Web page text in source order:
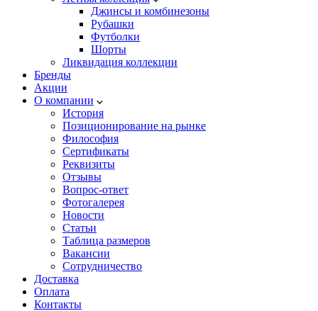
Джинсы и комбинезоны
Рубашки
Футболки
Шорты
Ликвидация коллекции
Бренды
Акции
О компании
История
Позиционирование на рынке
Философия
Сертификаты
Реквизиты
Отзывы
Вопрос-ответ
Фотогалерея
Новости
Статьи
Таблица размеров
Вакансии
Сотрудничество
Доставка
Оплата
Контакты